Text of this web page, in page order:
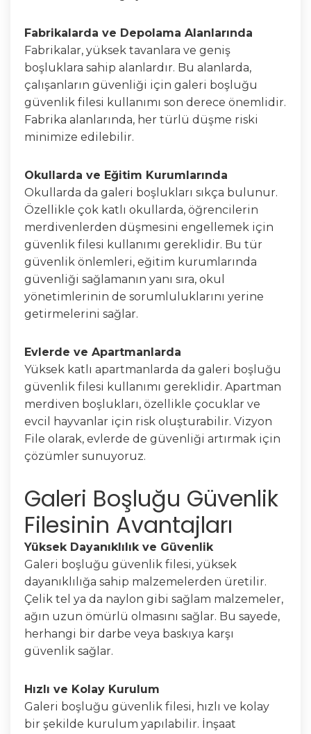
Fabrikalarda ve Depolama Alanlarında
Fabrikalar, yüksek tavanlara ve geniş
boşluklara sahip alanlardır. Bu alanlarda,
çalışanların güvenliği için galeri boşluğu
güvenlik filesi kullanımı son derece önemlidir.
Fabrika alanlarında, her türlü düşme riski
minimize edilebilir.
Okullarda ve Eğitim Kurumlarında
Okullarda da galeri boşlukları sıkça bulunur.
Özellikle çok katlı okullarda, öğrencilerin
merdivenlerden düşmesini engellemek için
güvenlik filesi kullanımı gereklidir. Bu tür
güvenlik önlemleri, eğitim kurumlarında
güvenliği sağlamanın yanı sıra, okul
yönetimlerinin de sorumluluklarını yerine
getirmelerini sağlar.
Evlerde ve Apartmanlarda
Yüksek katlı apartmanlarda da galeri boşluğu
güvenlik filesi kullanımı gereklidir. Apartman
merdiven boşlukları, özellikle çocuklar ve
evcil hayvanlar için risk oluşturabilir. Vizyon
File olarak, evlerde de güvenliği artırmak için
çözümler sunuyoruz.
Galeri Boşluğu Güvenlik
Filesinin Avantajları
Yüksek Dayanıklılık ve Güvenlik
Galeri boşluğu güvenlik filesi, yüksek
dayanıklılığa sahip malzemelerden üretilir.
Çelik tel ya da naylon gibi sağlam malzemeler,
ağın uzun ömürlü olmasını sağlar. Bu sayede,
herhangi bir darbe veya baskıya karşı
güvenlik sağlar.
Hızlı ve Kolay Kurulum
Galeri boşluğu güvenlik filesi, hızlı ve kolay
bir şekilde kurulum yapılabilir. İnşaat